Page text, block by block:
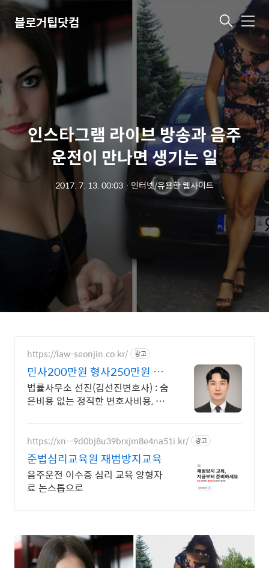
블로거팁닷컴 메
뉴
인스타그램 라이브 방송과 음주
운전이 만나면 생기는 일
2017. 7. 13. 00:03 ㆍ 인터넷/유용한 웹사이트
https://law-seonjin.co.kr/ 광고
민사200만원 형사250만원 변
호사선임비용 수임료 정찰제
법률사무소 선진(김선진변호사) : 숨
은비용 없는 정직한 변호사비용, 수
세요.
https://xn--9d0bj8u39brxjm8e4na51i.kr/ 광고
준법심리교육원 재범방지교육
음주운전 이수증 심리 교육 양형자
료 논스톱으로